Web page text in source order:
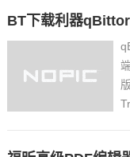
BT下载利器